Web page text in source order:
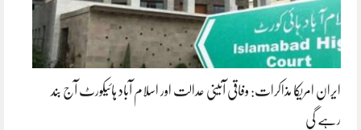
ایران امریکا مذاکرات: وفاقی آئینی عدالت اور اسلام آباد ہائیکورٹ آج بند
رہے گی